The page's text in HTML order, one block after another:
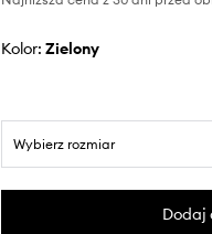
Kolor: zielony
Wybierz rozmiar
Dodaj